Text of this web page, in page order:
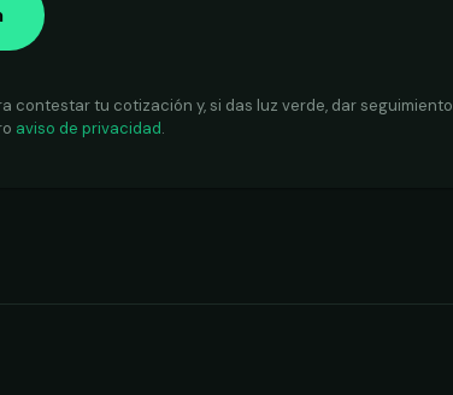
contestar tu cotización y, si das luz verde, dar seguimiento
aviso de privacidad.